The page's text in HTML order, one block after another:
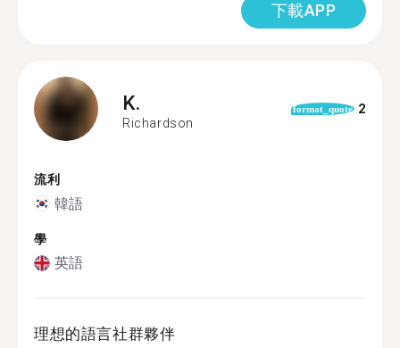
下載APP
K.
Richardson
format_quote 2
流利
韓語
學
英語
理想的語言社群夥伴